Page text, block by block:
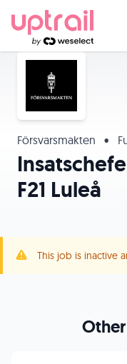
Försvarsmakten •
F21 Luleå
This job is inactive